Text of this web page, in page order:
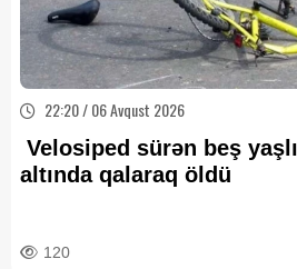
22:20 / 06 Avqust 2026
Velosiped sürən beş
altında qalaraq öldü
120